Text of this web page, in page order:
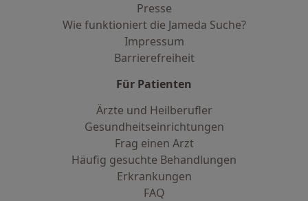
Presse
Wie funktioniert die Jameda Suche?
Impressum
Barrierefreiheit
Für Patienten
Ärzte und Heilberufler
Gesundheitseinrichtungen
Frag einen Arzt
Häufig gesuchte Behandlungen
Erkrankungen
FAQ